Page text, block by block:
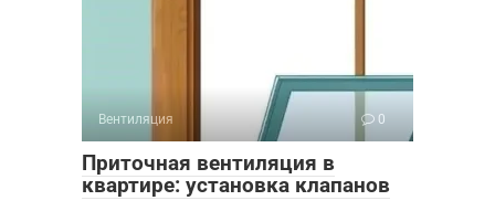
Вентиляция 0
Приточная вентиляция в
квартире: установка клапанов